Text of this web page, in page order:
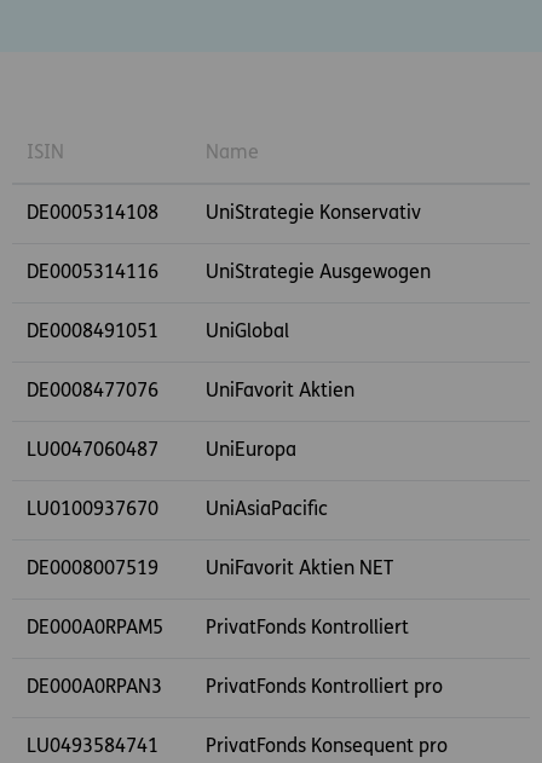
ISIN Name
DE0005314108 UniStrategie Konservativ
DE0005314116 UniStrategie Ausgewogen
DE0008491051 UniGlobal
DE0008477076 UniFavorit Aktien
LU0047060487 UniEuropa
LU0100937670 UniAsiaPacific
DE0008007519 UniFavorit Aktien NET
DE000A0RPAM5 PrivatFonds Kontrolliert
DE000A0RPAN3 PrivatFonds Kontrolliert pro
LU0493584741 PrivatFonds Konsequent pro